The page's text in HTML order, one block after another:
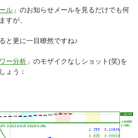
ル 」のお知らせメールを見るだけでも何
すが、
と更に一目瞭然ですね♪
ー分析 」のモザイクなしショット(笑)を
ょう：